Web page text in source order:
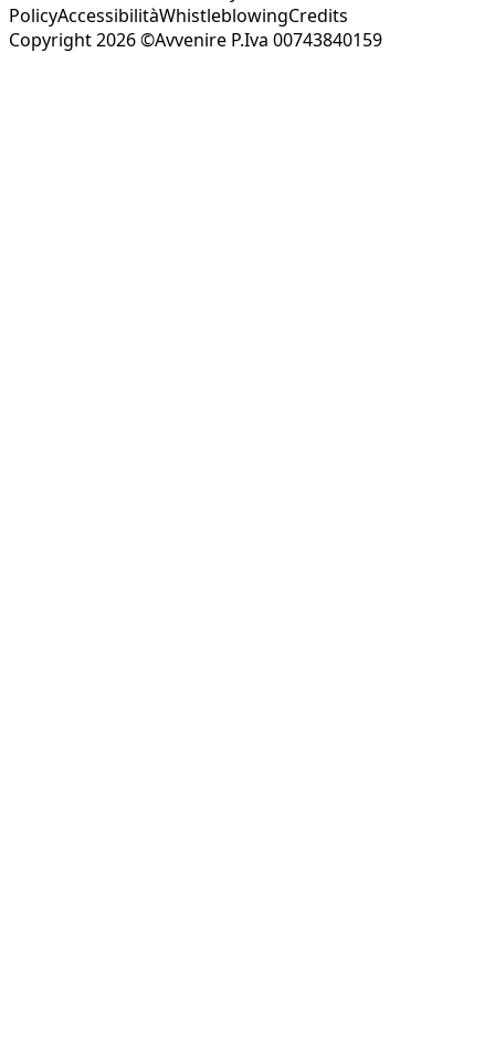
PolicyAccessibilitàWhistleblowingCredits
Copyright 2026 ©Avvenire P.Iva 00743840159